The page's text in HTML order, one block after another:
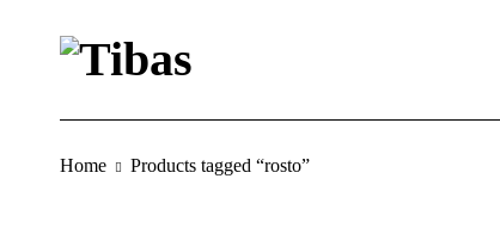
Home Products tagged “rosto”